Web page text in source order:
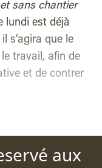
sans chantier
lundi est déjà
s’agira que le
travail, afin de
et de contrer
aux